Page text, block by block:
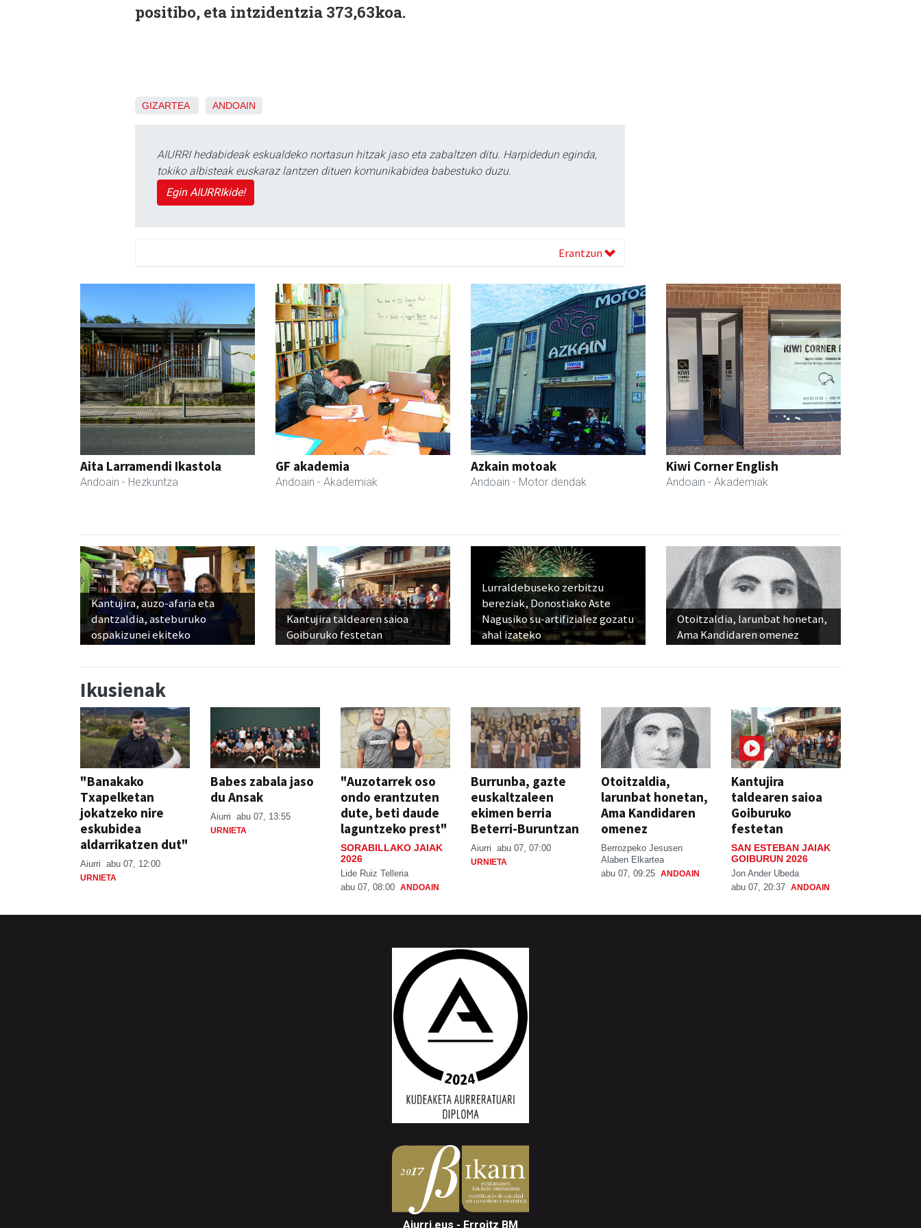
positibo, eta intzidentzia 373,63koa.
GIZARTEA ANDOAIN
AIURRI hedabideak eskualdeko nortasun hitzak jaso eta zabaltzen ditu. Harpidedun eginda,
tokiko albisteak euskaraz lantzen dituen komunikabidea babestuko duzu.
Egin AIURRIkide!
Erantzun
Aita Larramendi Ikastola
Andoain - Hezkuntza
GF akademia
Andoain - Akademiak
Azkain motoak
Andoain - Motor dendak
Kiwi Corner English
Andoain - Akademiak
Kantujira, auzo-afaria eta
dantzaldia, asteburuko
ospakizunei ekiteko
Kantujira taldearen saioa
Goiburuko festetan
Lurraldebuseko zerbitzu
bereziak, Donostiako Aste
Nagusiko su-artifizialez gozatu
ahal izateko
Otoitzaldia, larunbat honetan,
Ama Kandidaren omenez
Ikusienak
"Banakako
Txapelketan
jokatzeko nire
eskubidea
aldarrikatzen dut"
Aiurri abu 07, 12:00
URNIETA
Babes zabala jaso
du Ansak
Aiurri abu 07, 13:55
URNIETA
"Auzotarrek oso
ondo erantzuten
dute, beti daude
laguntzeko prest"
SORABILLAKO JAIAK
2026
Lide Ruiz Telleria
abu 07, 08:00 ANDOAIN
Burrunba, gazte
euskaltzaleen
ekimen berria
Beterri-Buruntzan
Aiurri abu 07, 07:00
URNIETA
Otoitzaldia,
larunbat honetan,
Ama Kandidaren
omenez
Berrozpeko Jesusen
Alaben Elkartea
abu 07, 09:25 ANDOAIN
Kantujira
taldearen saioa
Goiburuko
festetan
SAN ESTEBAN JAIAK
GOIBURUN 2026
Jon Ander Ubeda
abu 07, 20:37 ANDOAIN
Aiurri.eus - Erroitz BM